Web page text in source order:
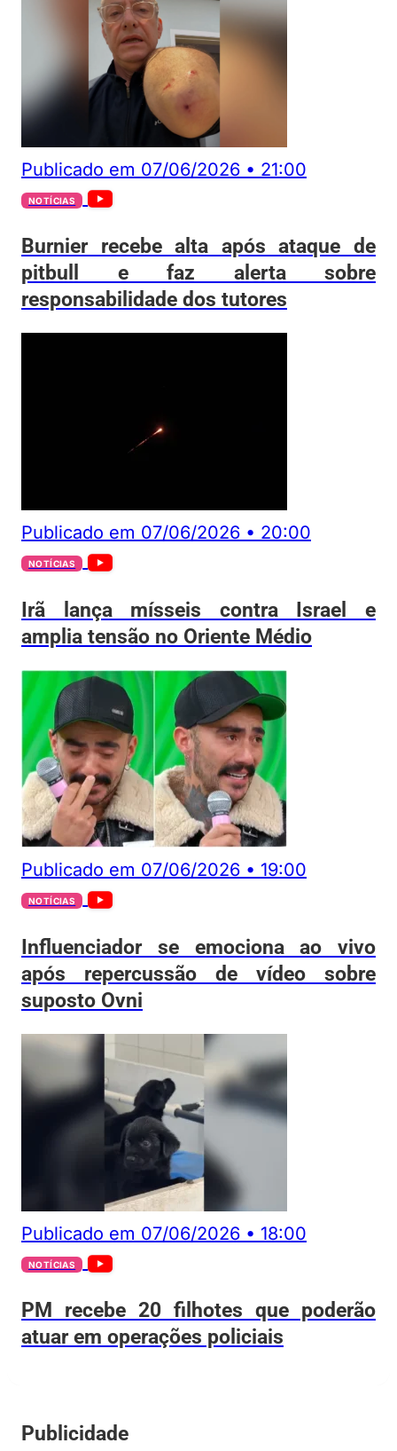
Publicado em 07/06/2026 • 21:00
NOTÍCIAS
Burnier recebe alta após ataque de
pitbull e faz alerta sobre
responsabilidade dos tutores
Publicado em 07/06/2026 • 20:00
NOTÍCIAS
Irã lança mísseis contra Israel e
amplia tensão no Oriente Médio
Publicado em 07/06/2026 • 19:00
NOTÍCIAS
Influenciador se emociona ao vivo
após repercussão de vídeo sobre
suposto Ovni
Publicado em 07/06/2026 • 18:00
NOTÍCIAS
PM recebe 20 filhotes que poderão
atuar em operações policiais
Publicidade